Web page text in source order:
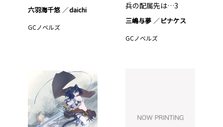
六羽海千悠 daichi
GCノベルズ
兵の配属先は…3
三嶋与夢 ピナケス
GCノベルズ